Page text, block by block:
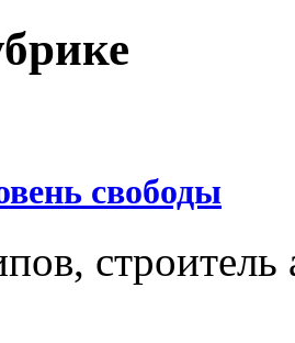
свободы
строитель